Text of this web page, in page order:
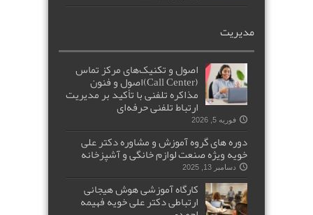
مدیریت
اصول و تکنیک‌های مرکز تماس
(Call Center)اصول و فنون
مذاکره تلفنی با تأکید بر مدیریت
ارتباط تلفنی حرفه‌ای
فوریه 5, 2026
دوره های گروه آموزش و مشاوره دکتر علی
خویه ویژه صنعت لوازم خانگی و آشپزخانه
دسامبر 13, 2025
کارگاه آموزشی هوش هیجانی
ارتباطی دکتر علی خویه فهیمه